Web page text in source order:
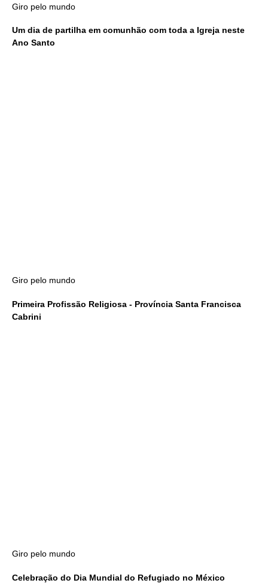
Giro pelo mundo
Um dia de partilha em comunhão com toda a Igreja neste
Ano Santo
Giro pelo mundo
Primeira Profissão Religiosa - Província Santa Francisca
Cabrini
Giro pelo mundo
Celebração do Dia Mundial do Refugiado no México